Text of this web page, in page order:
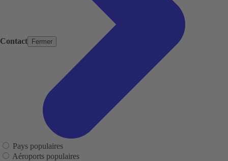
Contact Fermer
Pays populaires
Aéroports populaires